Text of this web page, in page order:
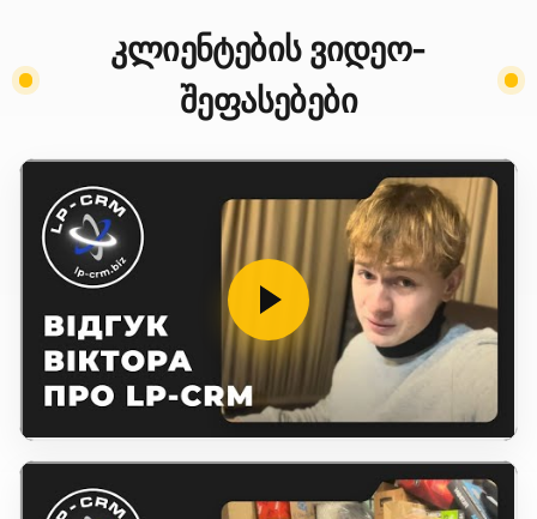
კლიენტების ვიდეო-
შეფასებები